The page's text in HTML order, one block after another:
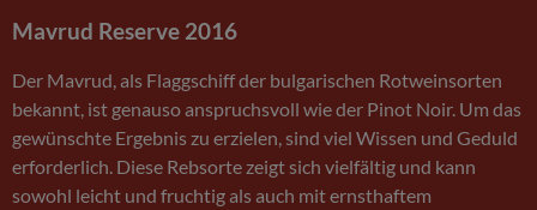
Mavrud Reserve 2016
Der Mavrud, als Flaggschiff der bulgarischen Rotweinsorten
bekannt, ist genauso anspruchsvoll wie der Pinot Noir. Um das
gewünschte Ergebnis zu erzielen, sind viel Wissen und Geduld
erforderlich. Diese Rebsorte zeigt sich vielfältig und kann
sowohl leicht und fruchtig als auch mit ernsthaftem